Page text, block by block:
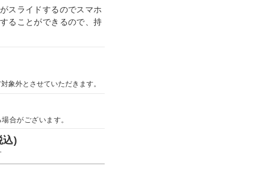
スライドするのでスマホ
ることができるので、持
象外とさせていただきます。
合がございます。
込)